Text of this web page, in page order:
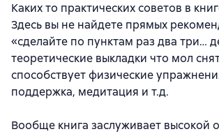
Каких то практических советов в
Здесь вы не найдете прямых
«сделайте по пунктам раз два три…
теоретические выкладки что мол
способствует физические
поддержка, медитация и т.д.
Вообще книга заслуживает высокой